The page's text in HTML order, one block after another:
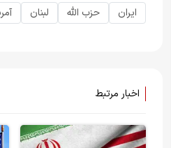
ایران حزب الله لبنان
اخبار مرتبط